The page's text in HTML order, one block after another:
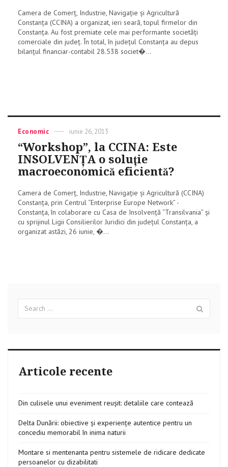
Camera de Comerţ, Industrie, Navigaţie şi Agricultură
Constanţa (CCINA) a organizat, ieri seară, topul firmelor din
Constanța. Au fost premiate cele mai performante societăți
comerciale din județ. În total, în județul Constanța au depus
bilanțul financiar-contabil 28.538 societ�...
Categories
Economic
Posted
iunie 26, 2013
“Workshop”, la CCINA: Este
INSOLVENŢA o soluţie
macroeconomică eficientă?
Camera de Comerţ, Industrie, Navigaţie şi Agricultură (CCINA)
Constanţa, prin Centrul “Enterprise Europe Network” -
Constanţa, în colaborare cu Casa de Insolvenţă “Transilvania” şi
cu sprijinul Ligii Consilierilor Juridici din judeţul Constanţa, a
organizat astăzi, 26 iunie, �...
for:
Articole recente
Din culisele unui eveniment reușit: detaliile care contează
Delta Dunării: obiective și experiențe autentice pentru un
concediu memorabil în inima naturii
Montare si mentenanta pentru sistemele de ridicare dedicate
persoanelor cu dizabilitati